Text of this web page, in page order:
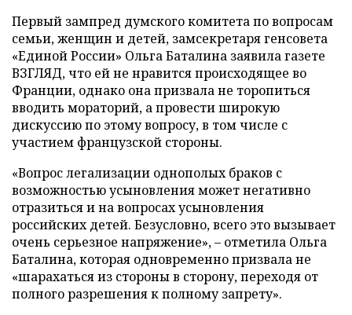
Первый зампред думского комитета по вопросам
семьи, женщин и детей, замсекретаря генсовета
«Единой России» Ольга Баталина заявила газете
ВЗГЛЯД, что ей не нравится происходящее во
Франции, однако она призвала не торопиться
вводить мораторий, а провести широкую
дискуссию по этому вопросу, в том числе с
участием французской стороны.
«Вопрос легализации однополых браков с
возможностью усыновления может негативно
отразиться и на вопросах усыновления
российских детей. Безусловно, всего это вызывает
очень серьезное напряжение», – отметила Ольга
Баталина, которая одновременно призвала не
«шарахаться из стороны в сторону, переходя от
полного разрешения к полному запрету».